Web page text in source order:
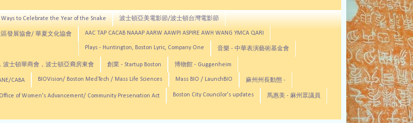
to Celebrate the Year of the Snake 波士頓亞美電影節/波士頓台灣電影節
發展協會/ 華夏文化協會 AAC TAP CACAB NAAAP AARW AAWPI ASPIRE AWH WANG YMCA QARI
Plays - Huntington, Boston Lyric, Company One 音樂 - 中華表演藝術基金會
波士頓華商會，波士頓亞裔房東會 創業 - Startup Boston 博物館 - Guggenheim
CABA BIOVision/ Boston MedTech / Mass Life Sciences Mass BIO / LaunchBIO 麻州州長動態 -
of Women's Advancement/ Community Preservation Act Boston City Councilor's updates 馬惠美 - 麻州眾議員